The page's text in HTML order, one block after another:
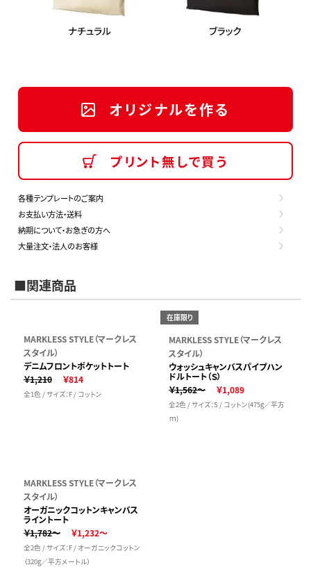
オリジナルを作る
プリント無しで買う
各種テンプレートのご案内
お支払い方法・送料
納期について・お急ぎの方へ
大量注文・法人のお客様
■関連商品
MARKLESS STYLE（マークレス
スタイル）
デニムフロントポケットトート
￥1,210
￥814
全1色 / サイズ：F / コットン
在庫限り
MARKLESS STYLE（マークレス
スタイル）
ウォッシュキャンバスパイプハン
ドルトート（Ｓ）
￥1,562～
￥1,089
全2色 / サイズ：S / コットン(475g／平方
ｍ)
MARKLESS STYLE（マークレス
スタイル）
オーガニックコットンキャンバス
ライントート
￥1,782～
￥1,232～
全2色 / サイズ：F / オーガニックコットン
（320g／平方メートル）